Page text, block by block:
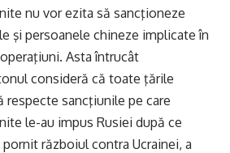
nu vor ezita să sancţioneze
şi persoanele chineze implicate în
Asta întrucât
consideră că toate ţările
respecte sancţiunile pe care
le-au impus Rusiei după ce
pornit războiul contra Ucrainei, a